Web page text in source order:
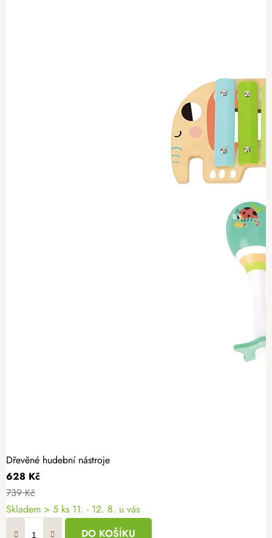
Dřevěné hudební nástroje
628 Kč
739 Kč
Skladem > 5 ks 11. - 12. 8. u vás
DO KOŠÍKU